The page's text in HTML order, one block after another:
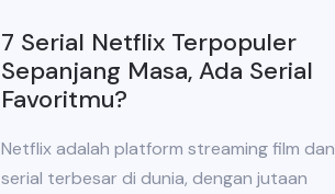
7 Serial Netflix Terpopuler
Sepanjang Masa, Ada Serial
Favoritmu?
Netflix adalah platform streaming film dan
serial terbesar di dunia, dengan jutaan